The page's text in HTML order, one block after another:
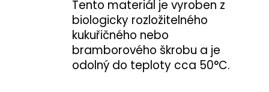
Tento materiál je vyroben z
biologicky rozložitelného
kukuřičného nebo
bramborového škrobu a je
odolný do teploty cca 50°C.